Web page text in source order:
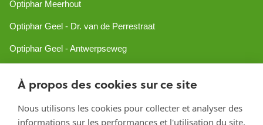
À propos des cookies sur ce site
Nous utilisons les cookies pour collecter et analyser des
informations sur les performances et l'utilisation du site,
Optiphar Meerhout
Optiphar Geel - Dr. van de Perrestraat
Optiphar Geel - Antwerpseweg
Optiphar Mol